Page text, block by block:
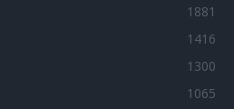
1881
1416
1300
1065